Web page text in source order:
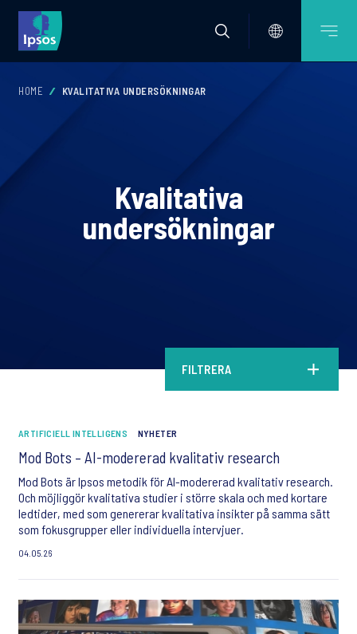
HOME KVALITATIVA UNDERSÖKNINGAR
Kvalitativa
undersökningar
FILTRERA
ARTIFICIELL INTELLIGENS NYHETER
Mod Bots – AI-modererad kvalitativ research
Mod Bots är Ipsos metodik för AI-modererad kvalitativ research.
Och möjliggör kvalitativa studier i större skala och med kortare
ledtider, med som genererar kvalitativa insikter på samma sätt
som fokusgrupper eller individuella intervjuer.
04.05.26